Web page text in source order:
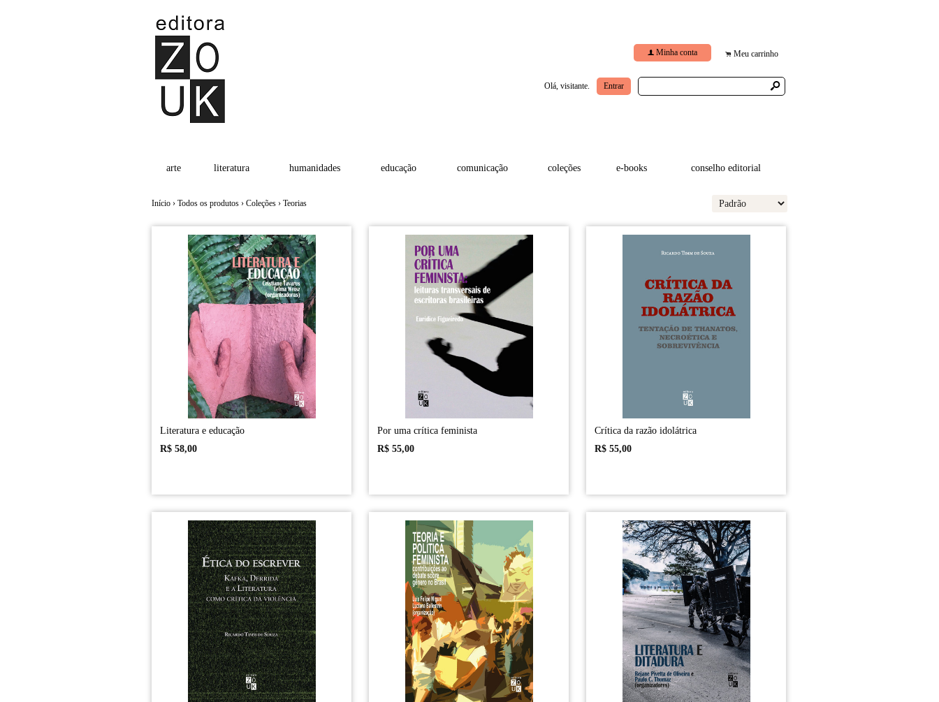
f Minha conta . Meu carrinho
Olá, visitante. Entrar s
arte literatura humanidades educação comunicação coleções e-books conselho editorial
Início › Todos os produtos › Coleções › Teorias
Literatura e educação
R$ 58,00
Por uma crítica feminista
R$ 55,00
Crítica da razão idolátrica
R$ 55,00